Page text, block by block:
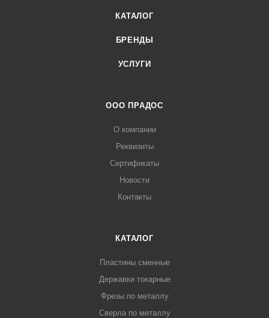
КАТАЛОГ
БРЕНДЫ
УСЛУГИ
ООО ПРАДОС
О компании
Реквизиты
Сертификаты
Новости
Контакты
КАТАЛОГ
Пластины сменные
Державки токарные
Фрезы по металлу
Сверла по металлу